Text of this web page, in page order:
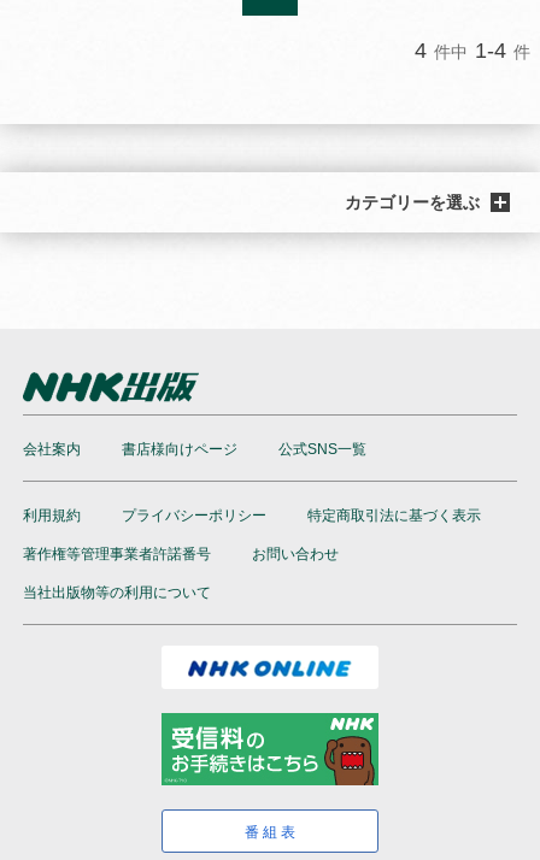
4 件中 1-4 件
カテゴリーを選ぶ
会社案内 書店様向けページ 公式SNS一覧
利用規約 プライバシーポリシー 特定商取引法に基づく表示
著作権等管理事業者許諾番号 お問い合わせ
当社出版物等の利用について
番組表